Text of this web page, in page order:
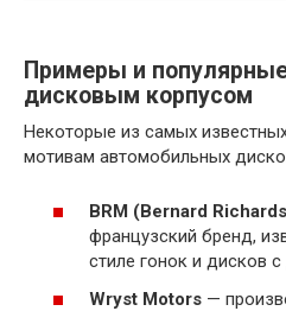
Примеры и
дисковым корпусом
Некоторые из самых
мотивам автомобильных
BRM (Bernard
французский бренд,
стиле гонок и дисков
Wryst Motors —